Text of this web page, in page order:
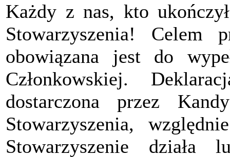
Każdy z nas, kto
Stowarzyszenia! Celem
obowiązana jest do
Członkowskiej.
dostarczona przez
Stowarzyszenia,
Stowarzyszenie działa